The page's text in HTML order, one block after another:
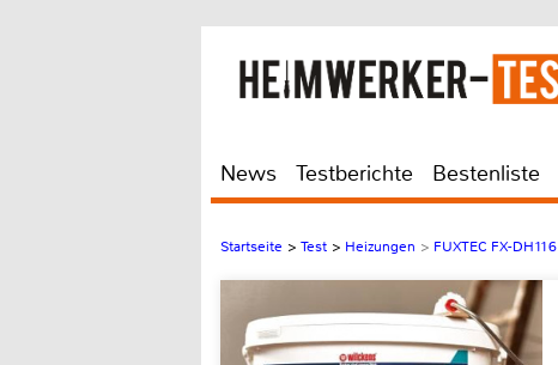
News Testberichte Bestenliste
Startseite > Test > Heizungen > FUXTEC FX-DH116